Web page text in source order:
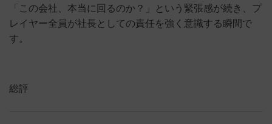
「この会社、本当に回るのか？」という緊張感が続き、プ
レイヤー全員が社長としての責任を強く意識する瞬間で
す。
総評